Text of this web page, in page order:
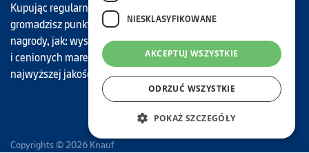
Kupując regularnie nasze najwyższej jakości materiały,
gromadzisz punkty, które możesz wymieniać na atrakcyjne
nagrody, jak: wyspecjalizowane narzędzia budowlane znanych
i cenionych marek, karty podarunkowe do sklepów oraz
najwyższej jakości materiały budowlane marki Knauf.
Copyrights © 2026 Knauf
NIESKLASYFIKOWANE
AKCEPTUJ WSZYSTKIE
ODRZUĆ WSZYSTKIE
POKAŻ SZCZEGÓŁY